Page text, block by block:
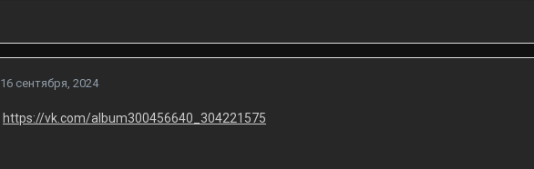
16 сентября, 2024
https://vk.com/album300456640_304221575